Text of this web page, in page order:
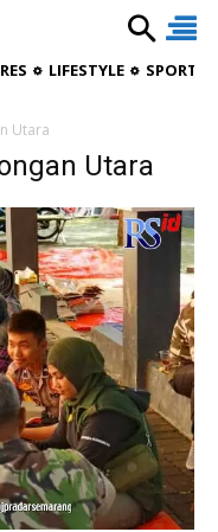
LIFESTYLE
Utara
Utara